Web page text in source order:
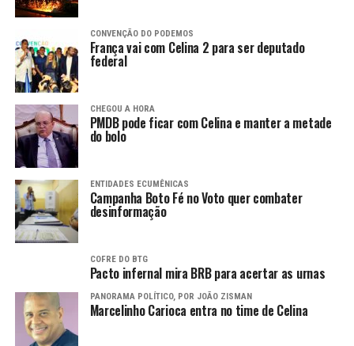
CONVENÇÃO DO PODEMOS
França vai com Celina 2 para ser deputado
federal
CHEGOU A HORA
PMDB pode ficar com Celina e manter a metade
do bolo
ENTIDADES ECUMÊNICAS
Campanha Boto Fé no Voto quer combater
desinformação
COFRE DO BTG
Pacto infernal mira BRB para acertar as urnas
PANORAMA POLÍTICO, POR JOÃO ZISMAN
Marcelinho Carioca entra no time de Celina